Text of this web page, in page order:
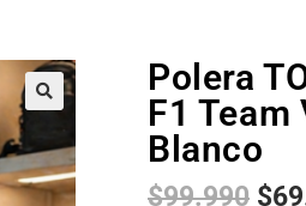
Polera
F1
Blanco
$99.990 $